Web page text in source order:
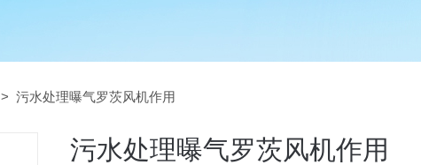
> 污水处理曝气罗茨风机作用
污水处理曝气罗茨风机作用